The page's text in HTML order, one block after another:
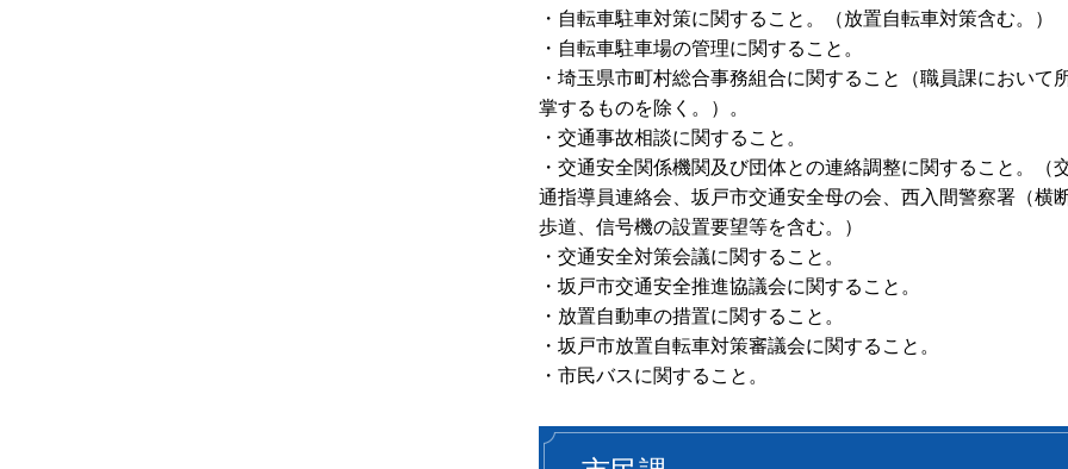
・自転車駐車対策に関すること。（放置自転車対策含む。）
・自転車駐車場の管理に関すること。
・埼玉県市町村総合事務組合に関すること（職員課において
掌するものを除く。）。
・交通事故相談に関すること。
・交通安全関係機関及び団体との連絡調整に関すること。（
通指導員連絡会、坂戸市交通安全母の会、西入間警察署（横
歩道、信号機の設置要望等を含む。）
・交通安全対策会議に関すること。
・坂戸市交通安全推進協議会に関すること。
・放置自動車の措置に関すること。
・坂戸市放置自転車対策審議会に関すること。
・市民バスに関すること。